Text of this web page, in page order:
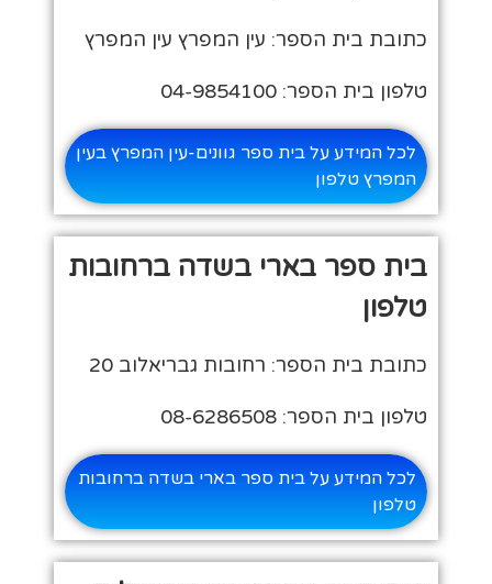
כתובת בית הספר: עין המפרץ עין המפרץ
טלפון בית הספר: 04-9854100
לכל המידע על בית ספר גוונים-עין המפרץ בעין
המפרץ טלפון
בית ספר בארי בשדה ברחובות
טלפון
כתובת בית הספר: רחובות גבריאלוב 20
טלפון בית הספר: 08-6286508
לכל המידע על בית ספר בארי בשדה ברחובות
טלפון